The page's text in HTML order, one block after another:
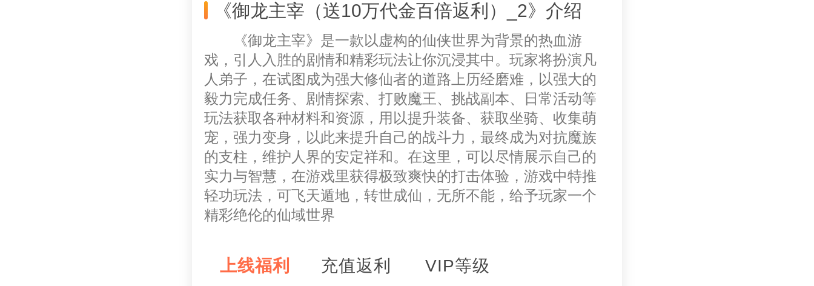
《御龙主宰（送10万代金百倍返利）_2》介绍
《御龙主宰》是一款以虚构的仙侠世界为背景的热血游
戏，引人入胜的剧情和精彩玩法让你沉浸其中。玩家将扮演凡
人弟子，在试图成为强大修仙者的道路上历经磨难，以强大的
毅力完成任务、剧情探索、打败魔王、挑战副本、日常活动等
玩法获取各种材料和资源，用以提升装备、获取坐骑、收集萌
宠，强力变身，以此来提升自己的战斗力，最终成为对抗魔族
的支柱，维护人界的安定祥和。在这里，可以尽情展示自己的
实力与智慧，在游戏里获得极致爽快的打击体验，游戏中特推
轻功玩法，可飞天遁地，转世成仙，无所不能，给予玩家一个
精彩绝伦的仙域世界
上线福利 充值返利 VIP等级